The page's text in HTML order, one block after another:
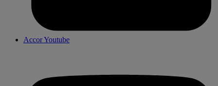
Accor Youtube